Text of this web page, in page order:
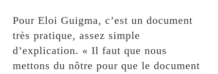
Pour Eloi Guigma, c’est un document
très pratique, assez simple
d’explication. « Il faut que nous
mettons du nôtre pour que le document